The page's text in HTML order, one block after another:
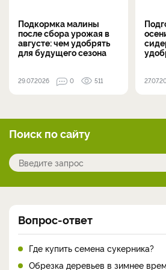
Подкормка малины
после сбора урожая в
августе: чем удобрять
для будущего сезона
29.07.2026 0 511
Поиск по сайту
Вопрос-ответ
Где купить семена сукерника?
Обрезка деревьев в зимнее